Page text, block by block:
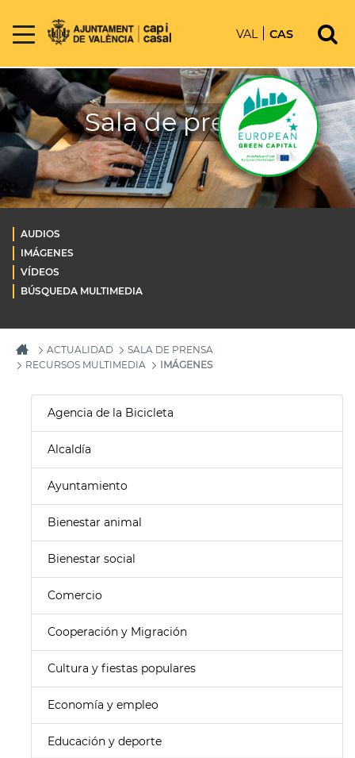
VAL CAS
Sala de prensa
AUDIOS
IMÁGENES
VÍDEOS
BÚSQUEDA MULTIMEDIA
ACTUALIDAD
SALA DE PRENSA
RECURSOS MULTIMEDIA
IMÁGENES
Agencia de la Bicicleta
Alcaldía
Ayuntamiento
Bienestar animal
Bienestar social
Comercio
Cooperación y Migración
Cultura y fiestas populares
Economía y empleo
Educación y deporte